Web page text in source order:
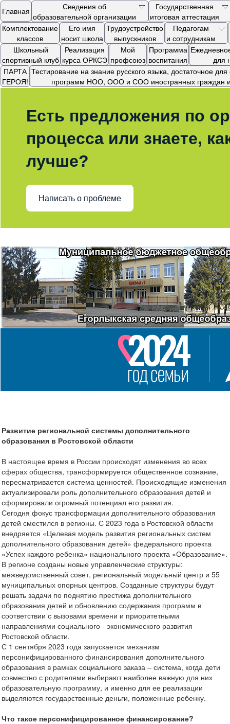
Главная
Сведения об
образовательной организации
Государственная
итоговая аттестация
Комплектование
классов
Его имя
носит школа
Трудоустройство
выпускников
Педагогам
и сотрудникам
Школьный
спортивный клуб
Реализация
курса ОРКСЭ
Мой
профсоюз
Программа
воспитания
для
ПАРТА
ГЕРОЯ!
Тестирование на знание русского языка, достаточное
программ НОО, ООО и СОО иностранных граждан и
Есть предложения по
процесса или знаете,
лучше?
Написать о проблеме
Развитие региональной системы дополнительного
образования в Ростовской области
В настоящее время в России происходят изменения во всех
сферах общества, трансформируется общественное сознание,
пересматривается система ценностей. Происходящие изменения
актуализировали роль дополнительного образования детей и
сформировали огромный потенциал его развития.
Сегодня фокус трансформации дополнительного образования
детей сместился в регионы. С 2023 года в Ростовской области
внедряется «Целевая модель развития региональных систем
дополнительного образования детей» федерального проекта
«Успех каждого ребенка» национального проекта «Образование».
В регионе созданы новые управленческие структуры:
межведомственный совет, региональный модельный центр и 55
муниципальных опорных центров. Созданные структуры будут
решать задачи по поднятию престижа дополнительного
образования детей и обновлению содержания программ в
соответствии с вызовами времени и приоритетными
направлениями социального - экономического развития
Ростовской области.
С 1 сентября 2023 года запускается механизм
персонифицированного финансирования дополнительного
образования в рамках социального заказа – система, когда дети
совместно с родителями выбирают наиболее важную для них
образовательную программу, и именно для ее реализации
выделяются государственные деньги, положенные ребенку.
Что такое персонифицированное финансирование?